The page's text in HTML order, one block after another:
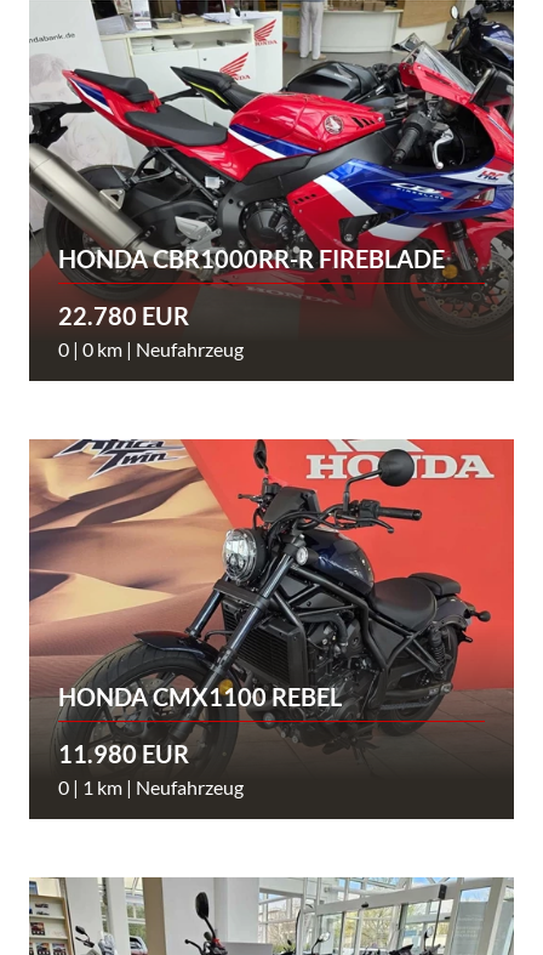
HONDA CBR1000RR-R FIREBLADE
22.780 EUR
0 | 0 km | Neufahrzeug
HONDA CMX1100 REBEL
11.980 EUR
0 | 1 km | Neufahrzeug